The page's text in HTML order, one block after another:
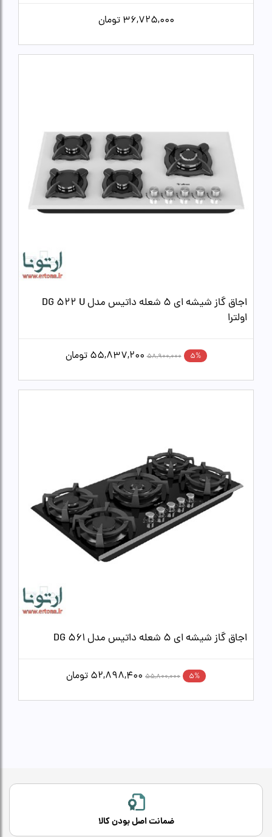
36,725,000 تومان
اجاق گاز شیشه ای 5 شعله داتیس مدل DG 522 U
اولترا
5%
58,900,000
55,837,200 تومان
اجاق گاز شیشه ای 5 شعله داتیس مدل DG 561
5%
55,800,000
52,898,400 تومان
ضمانت اصل بودن کالا